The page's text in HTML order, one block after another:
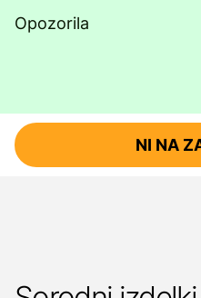
Opozorila
NI NA